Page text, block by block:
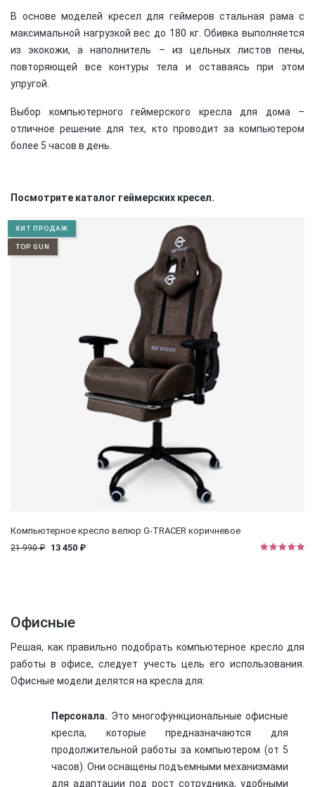
В основе моделей кресел для геймеров стальная рама с
максимальной нагрузкой вес до 180 кг. Обивка выполняется
из экокожи, а наполнитель – из цельных листов пены,
повторяющей все контуры тела и оставаясь при этом
упругой.
Выбор компьютерного геймерского кресла для дома –
отличное решение для тех, кто проводит за компьютером
более 5 часов в день.
Посмотрите каталог геймерских кресел.
ХИТ ПРОДАЖ
TOP GUN
Компьютерное кресло велюр G-TRACER коричневое
21 990 ₽ 13 450 ₽
Офисные
Решая, как правильно подобрать компьютерное кресло для
работы в офисе, следует учесть цель его использования.
Офисные модели делятся на кресла для:
Персонала. Это многофункциональные офисные
кресла, которые предназначаются для
продолжительной работы за компьютером (от 5
часов). Они оснащены подъемными механизмами
для адаптации под рост сотрудника, удобными